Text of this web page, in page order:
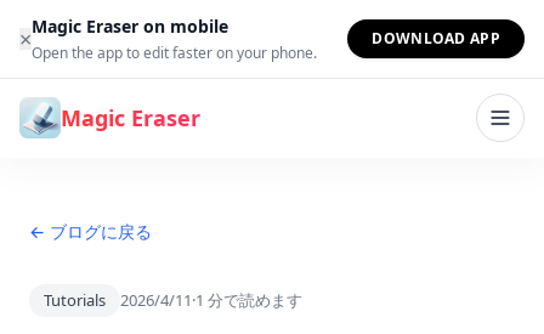
コンテンツへスキップ
×Magic Eraser on mobile
Open the app to edit faster on your phone.
DOWNLOAD APP
Magic Eraser
← ブログに戻る
Tutorials 2026/4/11·1 分で読めます